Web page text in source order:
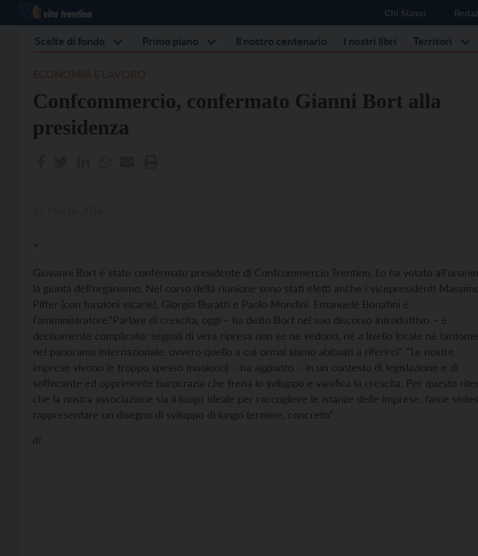
Chi Siamo
Scelte di fondo Primo piano Il nostro centenario I nostri libri Territori
Confcommercio, confermato Gianni Bort alla
presidenza
>
Giovanni Bort è stato confermato presidente di Confcommercio Trentino. Lo ha votato
la giunta dell’organismo. Nel corso della riunione sono stati eletti anche i vicepresidenti
Piffer (con funzioni vicarie), Giorgio Buratti e Paolo Mondini. Emanuele Bonafini è
l’amministratore.“Parlare di crescita, oggi – ha detto Bort nel suo discorso introduttivo – è
decisamente complicato: segnali di vera ripresa non se ne vedono, né a livello locale né
nel panorama internazionale, ovvero quello a cui ormai siamo abituati a riferirci”. “Le nostre
imprese vivono (e troppo spesso muoiono) – ha aggiunto – in un contesto di legislazione e di
soffocante ed opprimente burocrazia che frena lo sviluppo e vanifica la crescita. Per questo
che la nostra associazione sia il luogo ideale per raccogliere le istanze delle imprese, farne
rappresentare un disegno di sviluppo di lungo termine, concreto” .
di